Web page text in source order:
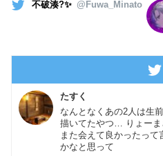
不破湊?✨ @Fuwa_Minato
たすく
なんとなくあの2人は生
描いてたやつ… りょーま
また会えて良かったって
かなと思って